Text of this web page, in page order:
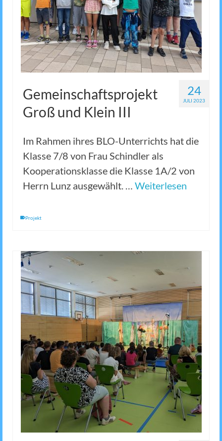
24
JULI 2023
Gemeinschaftsprojekt
Groß und Klein III
Im Rahmen ihres BLO-Unterrichts hat die
Klasse 7/8 von Frau Schindler als
Kooperationsklasse die Klasse 1A/2 von
Herrn Lunz ausgewählt. … Weiterlesen
Projekt